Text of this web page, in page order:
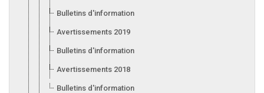
Bulletins d'information 2020
Avertissements 2019
Bulletins d'information 2019
Avertissements 2018
Bulletins d'information 2018